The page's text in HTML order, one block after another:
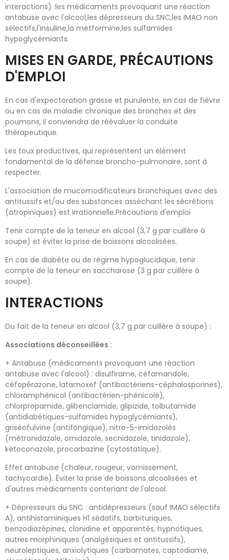
interactions) :les médicaments provoquant une réaction
antabuse avec l'alcool,les dépresseurs du SNC,les IMAO non
sélectifs,l'insuline,la metformine,les sulfamides
hypoglycémiants.
MISES EN GARDE, PRÉCAUTIONS
D'EMPLOI
En cas d'expectoration grasse et purulente, en cas de fièvre
ou en cas de maladie chronique des bronches et des
poumons, il conviendra de réévaluer la conduite
thérapeutique.
Les toux productives, qui représentent un élément
fondamental de la défense broncho-pulmonaire, sont à
respecter.
L'association de mucomodificateurs bronchiques avec des
antitussifs et/ou des substances asséchant les sécrétions
(atropiniques) est irrationnelle.Précautions d'emploi
Tenir compte de la teneur en alcool (3,7 g par cuillère à
soupe) et éviter la prise de boissons alcoolisées.
En cas de diabète ou de régime hypoglucidique, tenir
compte de la teneur en saccharose (3 g par cuillère à
soupe).
INTERACTIONS
Du fait de la teneur en alcool (3,7 g par cuillère à soupe) :
Associations déconseillées :
+ Antabuse (médicaments provoquant une réaction
antabuse avec l'alcool) : disulfirame, céfamandole,
céfopérazone, latamoxef (antibactériens-céphalosporines),
chloramphénicol (antibactérien-phénicolé),
chlorpropamide, glibenclamide, glipizide, tolbutamide
(antidiabétiques-sulfamides hypoglycémiants),
griséofulvine (antifongique), nitro-5-imidazolés
(métronidazole, ornidazole, secnidazole, tinidazole),
kétoconazole, procarbazine (cytostatique).
Effet antabuse (chaleur, rougeur, vomissement,
tachycardie). Éviter la prise de boissons alcoolisées et
d'autres médicaments contenant de l'alcool.
+ Dépresseurs du SNC : antidépresseurs (sauf IMAO sélectifs
A), antihistaminiques H1 sédatifs, barbituriques,
benzodiazépines, clonidine et apparentés, hypnotiques,
autres morphiniques (analgésiques et antitussifs),
neuroleptiques, anxiolytiques (carbamates, captodiame,